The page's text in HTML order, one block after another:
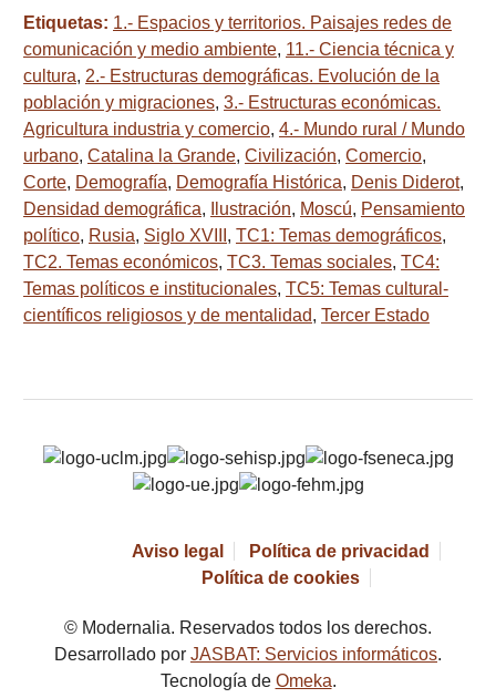
Etiquetas: 1.- Espacios y territorios. Paisajes redes de
comunicación y medio ambiente, 11.- Ciencia técnica y
cultura, 2.- Estructuras demográficas. Evolución de la
población y migraciones, 3.- Estructuras económicas.
Agricultura industria y comercio, 4.- Mundo rural / Mundo
urbano, Catalina la Grande, Civilización, Comercio,
Corte, Demografía, Demografía Histórica, Denis Diderot,
Densidad demográfica, Ilustración, Moscú, Pensamiento
político, Rusia, Siglo XVIII , TC1: Temas demográficos,
TC2. Temas económicos, TC3. Temas sociales, TC4:
Temas políticos e institucionales, TC5: Temas cultural-
científicos religiosos y de mentalidad, Tercer Estado
Aviso legal
Política de privacidad
Política de cookies
© Modernalia. Reservados todos los derechos.
Desarrollado por JASBAT: Servicios informáticos.
Tecnología de Omeka.